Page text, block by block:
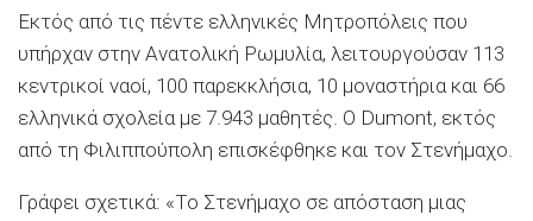
Εκτός από τις πέντε ελληνικές Μητροπόλεις που
υπήρχαν στην Ανατολική Ρωμυλία, λειτουργούσαν 113
κεντρικοί ναοί, 100 παρεκκλήσια, 10 μοναστήρια και 66
ελληνικά σχολεία με 7.943 μαθητές. Ο Dumont, εκτός
από τη Φιλιππούπολη επισκέφθηκε και τον Στενήμαχο.
Γράφει σχετικά: «Το Στενήμαχο σε απόσταση μιας